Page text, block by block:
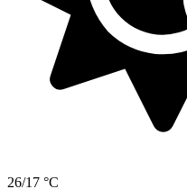
26/17 °C